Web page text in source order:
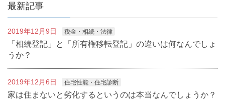
最新記事
2019年12月9日 税金・相続・法律
「相続登記」と「所有権移転登記」の違いは何なんでしょ
うか？
2019年12月6日 住宅性能・住宅診断
家は住まないと劣化するというのは本当なんでしょうか？